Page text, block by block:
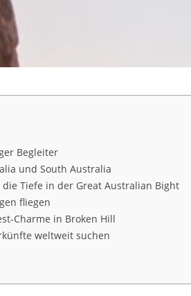
Begleiter
und South Australia
Tiefe in der Great Australian Bight
fliegen
Charme in Broken Hill
weltweit suchen